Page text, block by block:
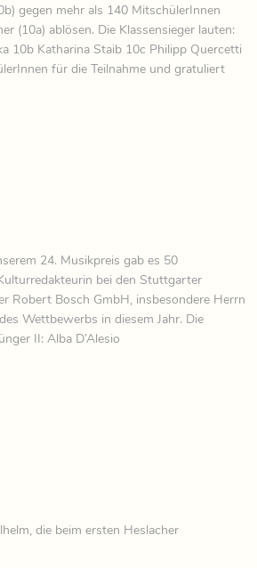
gegen mehr als 140 MitschülerInnen
(10a) ablösen. Die Klassensieger lauten:
10b Katharina Staib 10c Philipp Quercetti
für die Teilnahme und gratuliert
24. Musikpreis gab es 50
bei den Stuttgarter
Robert Bosch GmbH, insbesondere Herrn
Wettbewerbs in diesem Jahr. Die
und jünger II: Alba D’Alesio
die beim ersten Heslacher